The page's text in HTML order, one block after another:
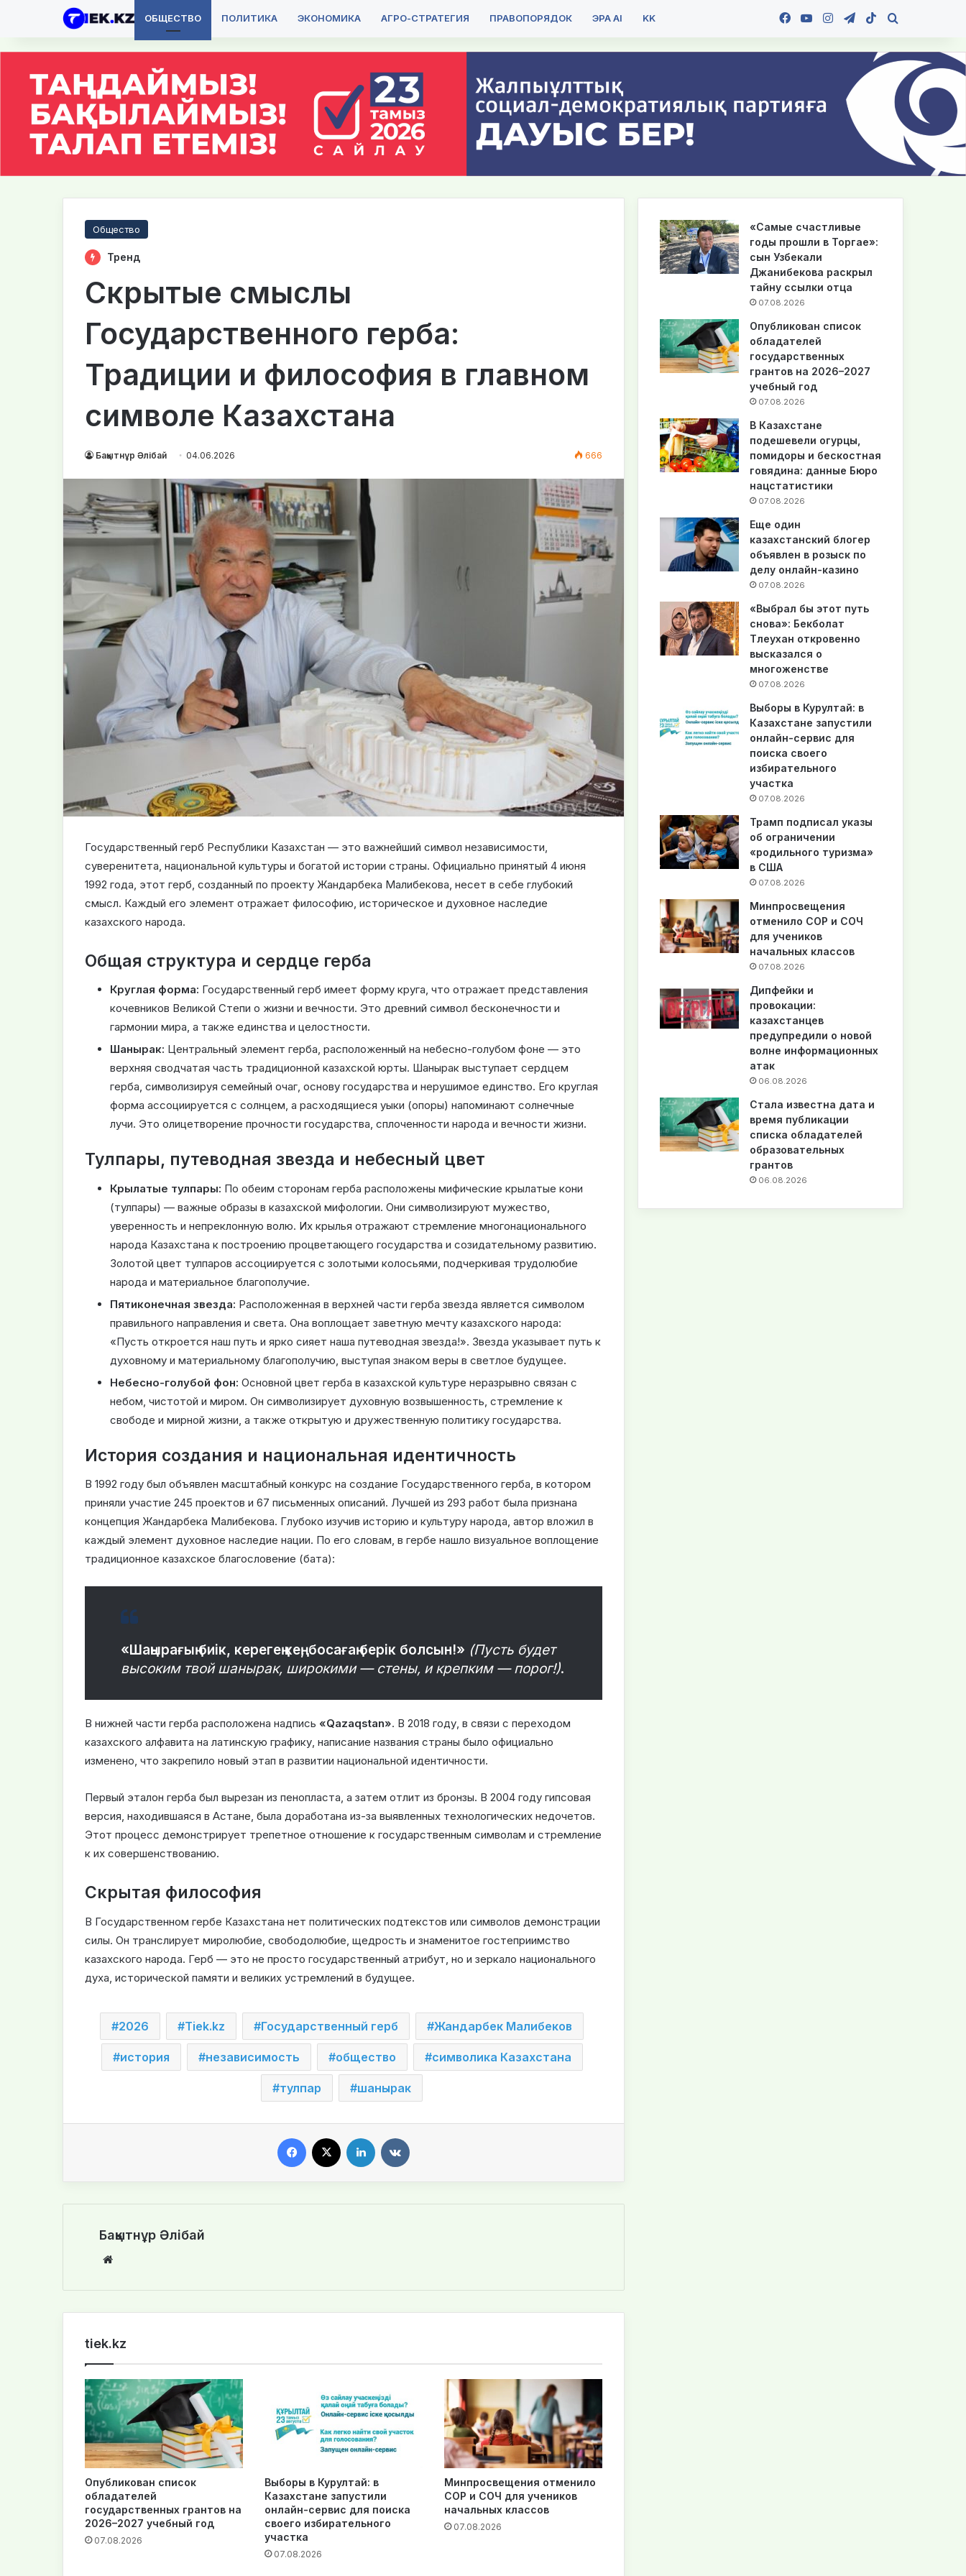
ОБЩЕСТВО ПОЛИТИКА ЭКОНОМИКА АГРО-СТРАТЕГИЯ ПРАВОПОРЯДОК ЭРА AI KK Facebook
YouTubeInstagramTelegram
TikTok
Общество
Тренд
Скрытые смыслы
Государственного герба:
Традиции и философия в главном
символе Казахстана
Бақытнұр Әлібай 04.06.2026 666
Государственный герб Республики Казахстан — это важнейший символ независимости,
суверенитета, национальной культуры и богатой истории страны. Официально принятый 4 июня
1992 года, этот герб, созданный по проекту Жандарбека Малибекова, несет в себе глубокий
смысл. Каждый его элемент отражает философию, историческое и духовное наследие
казахского народа.
Общая структура и сердце герба
Круглая форма: Государственный герб имеет форму круга, что отражает представления
кочевников Великой Степи о жизни и вечности. Это древний символ бесконечности и
гармонии мира, а также единства и целостности.
Шанырак: Центральный элемент герба, расположенный на небесно-голубом фоне — это
верхняя сводчатая часть традиционной казахской юрты. Шанырак выступает сердцем
герба, символизируя семейный очаг, основу государства и нерушимое единство. Его круглая
форма ассоциируется с солнцем, а расходящиеся уыки (опоры) напоминают солнечные
лучи. Это олицетворение прочности государства, сплоченности народа и вечности жизни.
Тулпары, путеводная звезда и небесный цвет
Крылатые тулпары: По обеим сторонам герба расположены мифические крылатые кони
(тулпары) — важные образы в казахской мифологии. Они символизируют мужество,
уверенность и непреклонную волю. Их крылья отражают стремление многонационального
народа Казахстана к построению процветающего государства и созидательному развитию.
Золотой цвет тулпаров ассоциируется с золотыми колосьями, подчеркивая трудолюбие
народа и материальное благополучие.
Пятиконечная звезда: Расположенная в верхней части герба звезда является символом
правильного направления и света. Она воплощает заветную мечту казахского народа:
«Пусть откроется наш путь и ярко сияет наша путеводная звезда!». Звезда указывает путь к
духовному и материальному благополучию, выступая знаком веры в светлое будущее.
Небесно-голубой фон: Основной цвет герба в казахской культуре неразрывно связан с
небом, чистотой и миром. Он символизирует духовную возвышенность, стремление к
свободе и мирной жизни, а также открытую и дружественную политику государства.
История создания и национальная идентичность
В 1992 году был объявлен масштабный конкурс на создание Государственного герба, в котором
приняли участие 245 проектов и 67 письменных описаний. Лучшей из 293 работ была признана
концепция Жандарбека Малибекова. Глубоко изучив историю и культуру народа, автор вложил в
каждый элемент духовное наследие нации. По его словам, в гербе нашло визуальное воплощение
традиционное казахское благословение (бата):
«Шаңырағың биік, керегең кең, босағаң берік болсын!» (Пусть будет
высоким твой шанырак, широкими — стены, и крепким — порог!).
В нижней части герба расположена надпись «Qazaqstan». В 2018 году, в связи с переходом
казахского алфавита на латинскую графику, написание названия страны было официально
изменено, что закрепило новый этап в развитии национальной идентичности.
Первый эталон герба был вырезан из пенопласта, а затем отлит из бронзы. В 2004 году гипсовая
версия, находившаяся в Астане, была доработана из-за выявленных технологических недочетов.
Этот процесс демонстрирует трепетное отношение к государственным символам и стремление
к их совершенствованию.
Скрытая философия
В Государственном гербе Казахстана нет политических подтекстов или символов демонстрации
силы. Он транслирует миролюбие, свободолюбие, щедрость и знаменитое гостеприимство
казахского народа. Герб — это не просто государственный атрибут, но и зеркало национального
духа, исторической памяти и великих устремлений в будущее.
2026 Tiek.kz Государственный герб Жандарбек Малибеков
история независимость общество символика Казахстана
тулпар шанырак
Бақытнұр Әлібай
te
tiek.kz
Опубликован список
обладателей
государственных грантов на
2026–2027 учебный год
07.08.2026
Выборы в Курултай: в
Казахстане запустили
онлайн-сервис для поиска
своего избирательного
участка
07.08.2026
Минпросвещения отменило
СОР и СОЧ для учеников
начальных классов
07.08.2026
«Самые счастливые
годы прошли в Торгае»:
сын Узбекали
Джанибекова раскрыл
тайну ссылки отца
07.08.2026
Опубликован список
обладателей
государственных
грантов на 2026–2027
учебный год
07.08.2026
В Казахстане
подешевели огурцы,
помидоры и бескостная
говядина: данные Бюро
нацстатистики
07.08.2026
Еще один
казахстанский блогер
объявлен в розыск по
делу онлайн-казино
07.08.2026
«Выбрал бы этот путь
снова»: Бекболат
Тлеухан откровенно
высказался о
многоженстве
07.08.2026
Выборы в Курултай: в
Казахстане запустили
онлайн-сервис для
поиска своего
избирательного
участка
07.08.2026
Трамп подписал указы
об ограничении
«родильного туризма»
в США
07.08.2026
Минпросвещения
отменило СОР и СОЧ
для учеников
начальных классов
07.08.2026
Дипфейки и
провокации:
казахстанцев
предупредили о новой
волне информационных
атак
06.08.2026
Стала известна дата и
время публикации
списка обладателей
образовательных
грантов
06.08.2026